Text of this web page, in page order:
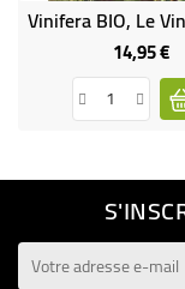
14,95 €Prix